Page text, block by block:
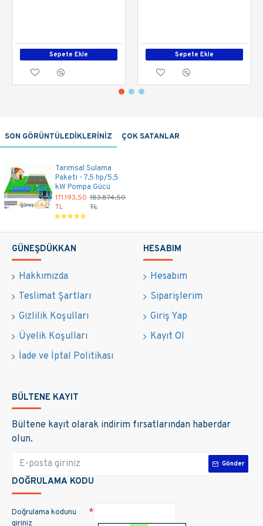
Sepete Ekle Sepete Ekle
SON GÖRÜNTÜLEDİKLERİNİZ ÇOK SATANLAR
Tarımsal Sulama
Paketi - 7,5 hp/5,5
kW Pompa Gücü
171.193,50
TL
183.874,50
TL
GÜNEŞDÜKKAN
Hakkımızda
Teslimat Şartları
Gizlilik Koşulları
Üyelik Koşulları
İade ve İptal Politikası
HESABIM
Hesabım
Siparişlerim
Giriş Yap
Kayıt Ol
BÜLTENE KAYIT
Bültene kayıt olarak indirim fırsatlarından haberdar
olun.
Gönder
DOĞRULAMA KODU
Doğrulama kodunu
giriniz